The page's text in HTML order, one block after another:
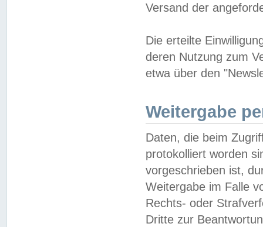
Versand der
Die erteilte
deren Nutzung zum
etwa über den
Weitergabe
Daten, die beim
protokolliert worden
vorgeschrieben ist,
Weitergabe im Falle
Rechts- oder
Dritte zur